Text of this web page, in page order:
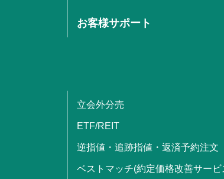
お客様サポート
立会外分売
ETF/REIT
逆指値・追跡指値・返済予約注文
ベストマッチ(約定価格改善サービ